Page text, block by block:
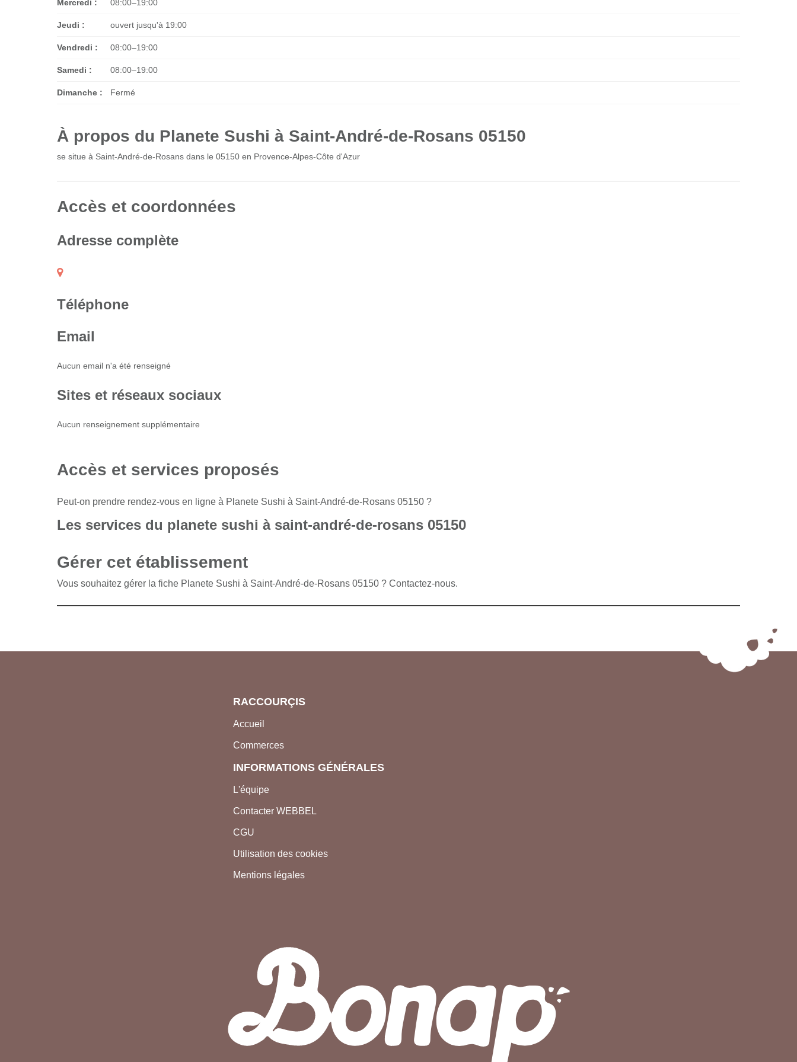
Mercredi : 08:00–19:00
Jeudi : ouvert jusqu'à 19:00
Vendredi : 08:00–19:00
Samedi : 08:00–19:00
Dimanche : Fermé
À propos du Planete Sushi à Saint-André-de-Rosans 05150
se situe à Saint-André-de-Rosans dans le 05150 en Provence-Alpes-Côte d'Azur
Accès et coordonnées
Adresse complète
Téléphone
Email
Aucun email n'a été renseigné
Sites et réseaux sociaux
Aucun renseignement supplémentaire
Accès et services proposés
Peut-on prendre rendez-vous en ligne à Planete Sushi à Saint-André-de-Rosans 05150 ?
Les services du planete sushi à saint-andré-de-rosans 05150
Gérer cet établissement
Vous souhaitez gérer la fiche Planete Sushi à Saint-André-de-Rosans 05150 ? Contactez-nous.
RACCOURÇIS
Accueil
Commerces
INFORMATIONS GÉNÉRALES
L'équipe
Contacter WEBBEL
CGU
Utilisation des cookies
Mentions légales